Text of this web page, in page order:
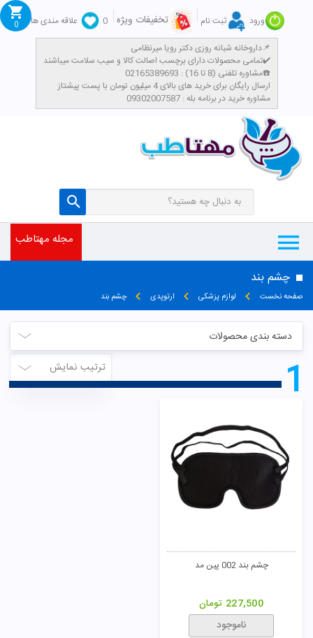
ورود ثبت نام تخفیفات ویژه 0
علاقه مندی ها
داروخانه شبانه روزی دکتر رویا میرنظامی📌
تمامی محصولات دارای برچسب اصالت کالا و سیب سلامت میباشند✔️
مشاوره تلفنی (8 تا 16) : 02165389693☎️
​ارسال رایگان برای خرید های بالای 4 میلیون تومان با پست پیشتاز
مشاوره خرید در برنامه بله : 09302007587
0
مجله مهتاطب
چشم بند
صفحه نخست لوازم پزشکی ارتوپدی چشم بند
دسته بندی محصولات
ترتیب نمایش
1
چشم بند 002 پین مد
227,500 تومان
ناموجود